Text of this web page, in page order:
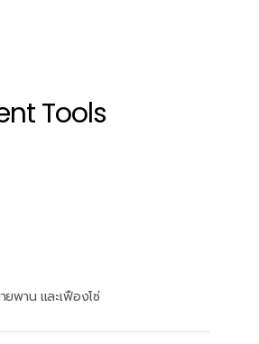
Tools
พาน และเฟืองโซ่